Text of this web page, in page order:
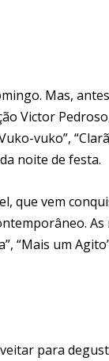
Mas,
Victor
vuko”,
noite de festa.
que vem
“Mais um
para